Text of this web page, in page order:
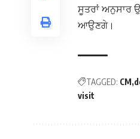
ਸੂਤਰਾਂ ਅਨੁਸਾਰ
ਆਉਣਗੇ।
TAGGED: CM
visit